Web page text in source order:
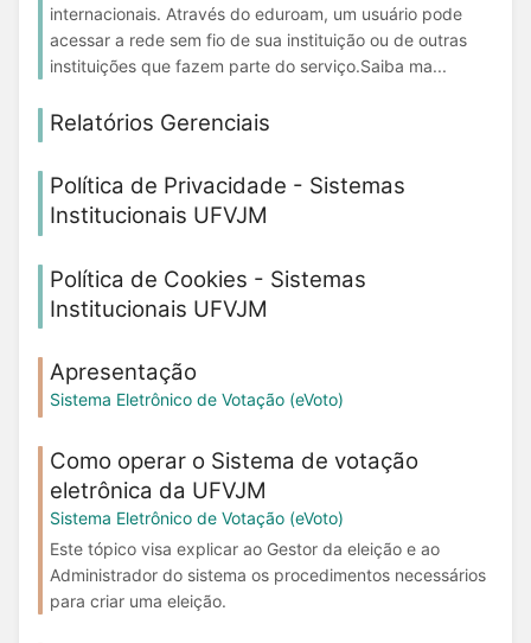
internacionais. Através do eduroam, um usuário pode
acessar a rede sem fio de sua instituição ou de outras
instituições que fazem parte do serviço.Saiba ma...
Relatórios Gerenciais
Política de Privacidade - Sistemas
Institucionais UFVJM
Política de Cookies - Sistemas
Institucionais UFVJM
Apresentação
Sistema Eletrônico de Votação (eVoto)
Como operar o Sistema de votação
eletrônica da UFVJM
Sistema Eletrônico de Votação (eVoto)
Este tópico visa explicar ao Gestor da eleição e ao
Administrador do sistema os procedimentos necessários
para criar uma eleição.